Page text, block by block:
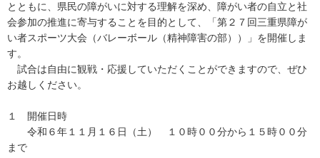
とともに、県民の障がいに対する理解を深め、障がい者の自立と社
会参加の推進に寄与することを目的として、「第２７回三重県障が
い者スポーツ大会（バレーボール（精神障害の部））」を開催しま
す。
試合は自由に観戦・応援していただくことができますので、ぜひ
お越しください。
１ 開催日時
令和６年１１月１６日（土） １０時００分から１５時００分
まで